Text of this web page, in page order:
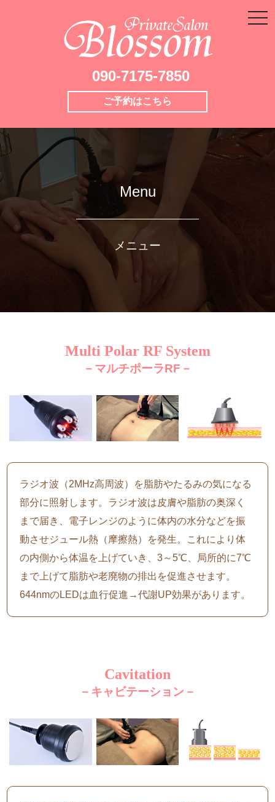
090-7175-7850
ご予約はこちら
Menu
メニュー
Multi Polar RF System
－マルチポーラRF－
ラジオ波（2MHz高周波）を脂肪やたるみの気になる
部分に照射します。ラジオ波は皮膚や脂肪の奥深く
まで届き、電子レンジのように体内の水分などを振
動させジュール熱（摩擦熱）を発生。これにより体
の内側から体温を上げていき、3～5℃、局所的に7℃
まで上げて脂肪や老廃物の排出を促進させます。
644nmのLEDは血行促進→代謝UP効果があります。
Cavitation
－キャビテーション－